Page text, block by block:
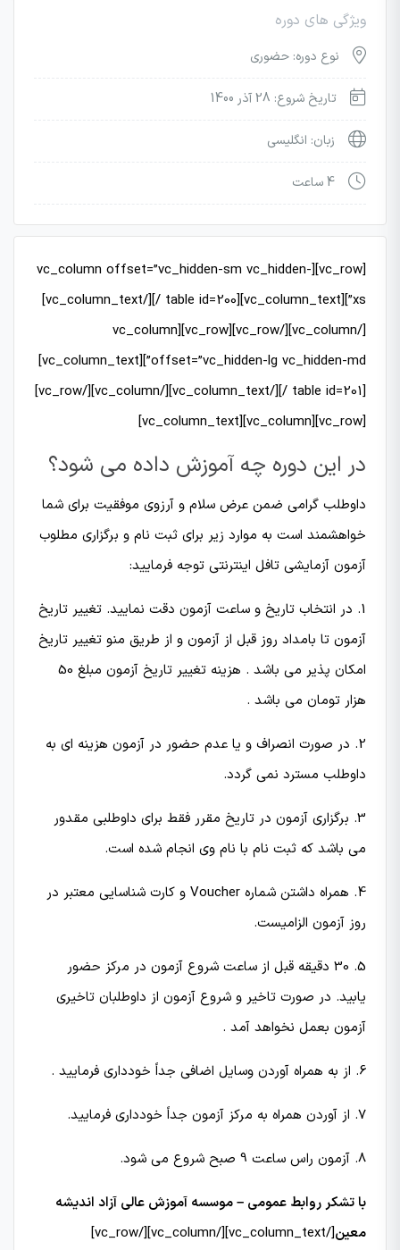
ویژگی های دوره
نوع دوره: حضوری
تاریخ شروع: 28 آذر 1400
زبان: انگلیسی
4 ساعت
[vc_row][vc_column offset=”vc_hidden-sm vc_hidden-
xs”][vc_column_text][table id=200 /][/vc_column_text]
[/vc_column][/vc_row][vc_row][vc_column
offset=”vc_hidden-lg vc_hidden-md”][vc_column_text]
[table id=201 /][/vc_column_text][/vc_column][/vc_row]
[vc_row][vc_column][vc_column_text]
در این دوره چه آموزش داده می شود؟
داوطلب گرامی ضمن عرض سلام و آرزوی موفقیت برای شما
خواهشمند است به موارد زیر برای ثبت نام و برگزاری مطلوب
آزمون آزمایشی تافل اینترنتی توجه فرمایید:
1. در انتخاب تاریخ و ساعت آزمون دقت نمایید. تغییر تاریخ
آزمون تا بامداد روز قبل از آزمون و از طریق منو تغییر تاریخ
امکان پذیر می باشد . هزینه تغییر تاریخ آزمون مبلغ 50
هزار تومان می باشد .
2. در صورت انصراف و یا عدم حضور در آزمون هزینه ای به
داوطلب مسترد نمی گردد.
3. برگزاری آزمون در تاریخ مقرر فقط برای داوطلبی مقدور
می باشد که ثبت نام با نام وی انجام شده است.
4. همراه داشتن شماره Voucher و کارت شناسایی معتبر در
روز آزمون الزامیست.
5. 30 دقیقه قبل از ساعت شروع آزمون در مركز حضور
یابید. در صورت تاخیر و شروع آزمون از داوطلبان تاخیری
آزمون بعمل نخواهد آمد .
6. از به همراه آوردن وسایل اضافی جداً خودداری فرمایید .
7. از آوردن همراه به مركز آزمون جداً خودداری فرمایید.
8. آزمون راس ساعت 9 صبح شروع می شود.
با تشکر روابط عمومی – موسسه آموزش عالی آزاد اندیشه
معین[/vc_column_text][/vc_column][/vc_row]